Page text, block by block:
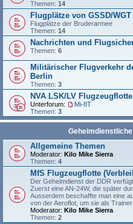
Themen: 14
Flugplätze von GSSD/WGT
Flugplätze der Bruderarmee
Themen: 14
Nachrichten und
Themen: 6
Militärischer Flugverkehr
Berlin
Themen: 3
NVA LSK/LV
Unterforum:
Mi-8T
Themen: 3
Allgemeine Themen
Moderator: Kilo Mike Sierra
Themen: 4
MfS Flugzeugflotte
Der Geheimdienst der DDR
Zuerst eine AN-24W, die später
Ausserdem beschaffte man eine
von der Aeroflot, um sie als
Moderator: Kilo Mike Sierra
Themen: 2